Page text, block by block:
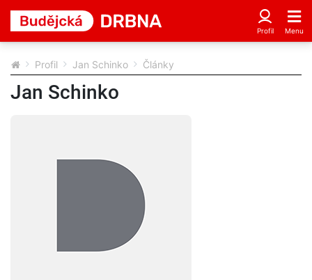
Profil Jan Schinko Články
Jan Schinko